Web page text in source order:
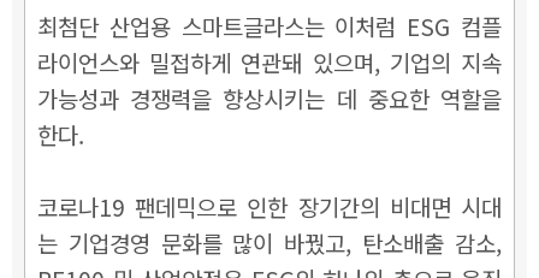
최첨단 산업용 스마트글라스는 이처럼 ESG 컴플
라이언스와 밀접하게 연관돼 있으며, 기업의 지속
가능성과 경쟁력을 향상시키는 데 중요한 역할을
한다.
코로나19 팬데믹으로 인한 장기간의 비대면 시대
는 기업경영 문화를 많이 바꿨고, 탄소배출 감소,